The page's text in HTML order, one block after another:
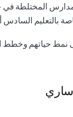
المختلطة في
بالتعليم السادس
نمط حياتهم وخطط
ساري